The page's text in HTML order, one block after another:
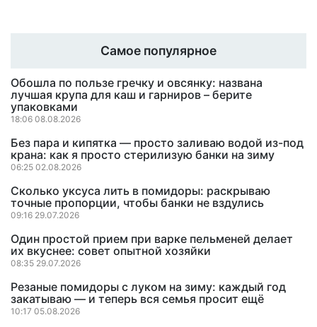
Самое популярное
Обошла по пользе гречку и овсянку: названа
лучшая крупа для каш и гарниров – берите
упаковками
18:06 08.08.2026
Без пара и кипятка — просто заливаю водой из-под
крана: как я просто стерилизую банки на зиму
06:25 02.08.2026
Сколько уксуса лить в помидоры: раскрываю
точные пропорции, чтобы банки не вздулись
09:16 29.07.2026
Один простой прием при варке пельменей делает
их вкуснее: совет опытной хозяйки
08:35 29.07.2026
Резаные помидоры с луком на зиму: каждый год
закатываю — и теперь вся семья просит ещё
10:17 05.08.2026